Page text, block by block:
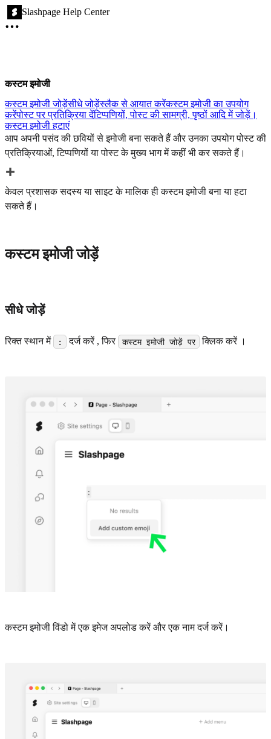
Slashpage Help Center
कस्टम इमोजी
कस्टम इमोजी जोड़ेंसीधे जोड़ेंस्लैक से आयात करेंकस्टम इमोजी का उपयोग
करेंपोस्ट पर प्रतिक्रिया देंटिप्पणियों, पोस्ट की सामग्री, पृष्ठों आदि में जोड़ें।
कस्टम इमोजी हटाएं
आप अपनी पसंद की छवियों से इमोजी बना सकते हैं और उनका उपयोग पोस्ट की
प्रतिक्रियाओं, टिप्पणियों या पोस्ट के मुख्य भाग में कहीं भी कर सकते हैं।
केवल प्रशासक सदस्य या साइट के मालिक ही कस्टम इमोजी बना या हटा
सकते हैं।
कस्टम इमोजी जोड़ें
सीधे जोड़ें
रिक्त स्थान में : दर्ज करें , फिर कस्टम इमोजी जोड़ें पर क्लिक करें ।
कस्टम इमोजी विंडो में एक इमेज अपलोड करें और एक नाम दर्ज करें।